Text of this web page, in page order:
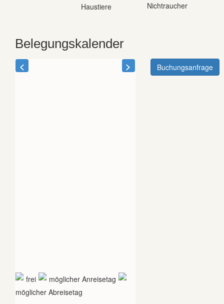
Haustiere
Nichtraucher
Belegungskalender
< >
frei
möglicher Anreisetag
möglicher Abreisetag
Buchungsanfrage